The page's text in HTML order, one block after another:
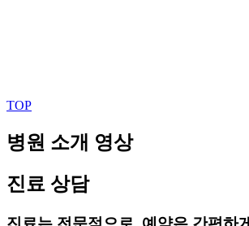
TOP
병원 소개 영상
진료 상담